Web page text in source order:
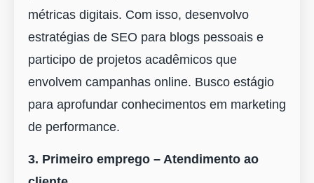
métricas digitais. Com isso, desenvolvo
estratégias de SEO para blogs pessoais e
participo de projetos acadêmicos que
envolvem campanhas online. Busco estágio
para aprofundar conhecimentos em marketing
de performance.
3. Primeiro emprego – Atendimento ao